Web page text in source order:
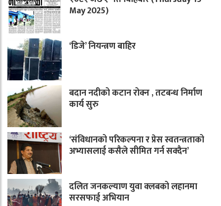
May 2025)
‘डिजे’ नियन्त्रण बाहिर
बदान नदीको कटान रोक्न , तटबन्ध निर्माण
कार्य सुरु
‘संविधानको परिकल्पना र प्रेस स्वतन्त्रताको
अभ्यासलाई कसैले सीमित गर्न सक्दैन’
दलित जनकल्याण युवा क्लबको लहानमा
सरसफाई अभियान